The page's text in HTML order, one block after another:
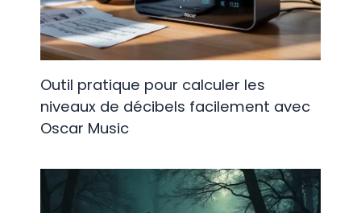
Outil pratique pour calculer les
niveaux de décibels facilement avec
Oscar Music